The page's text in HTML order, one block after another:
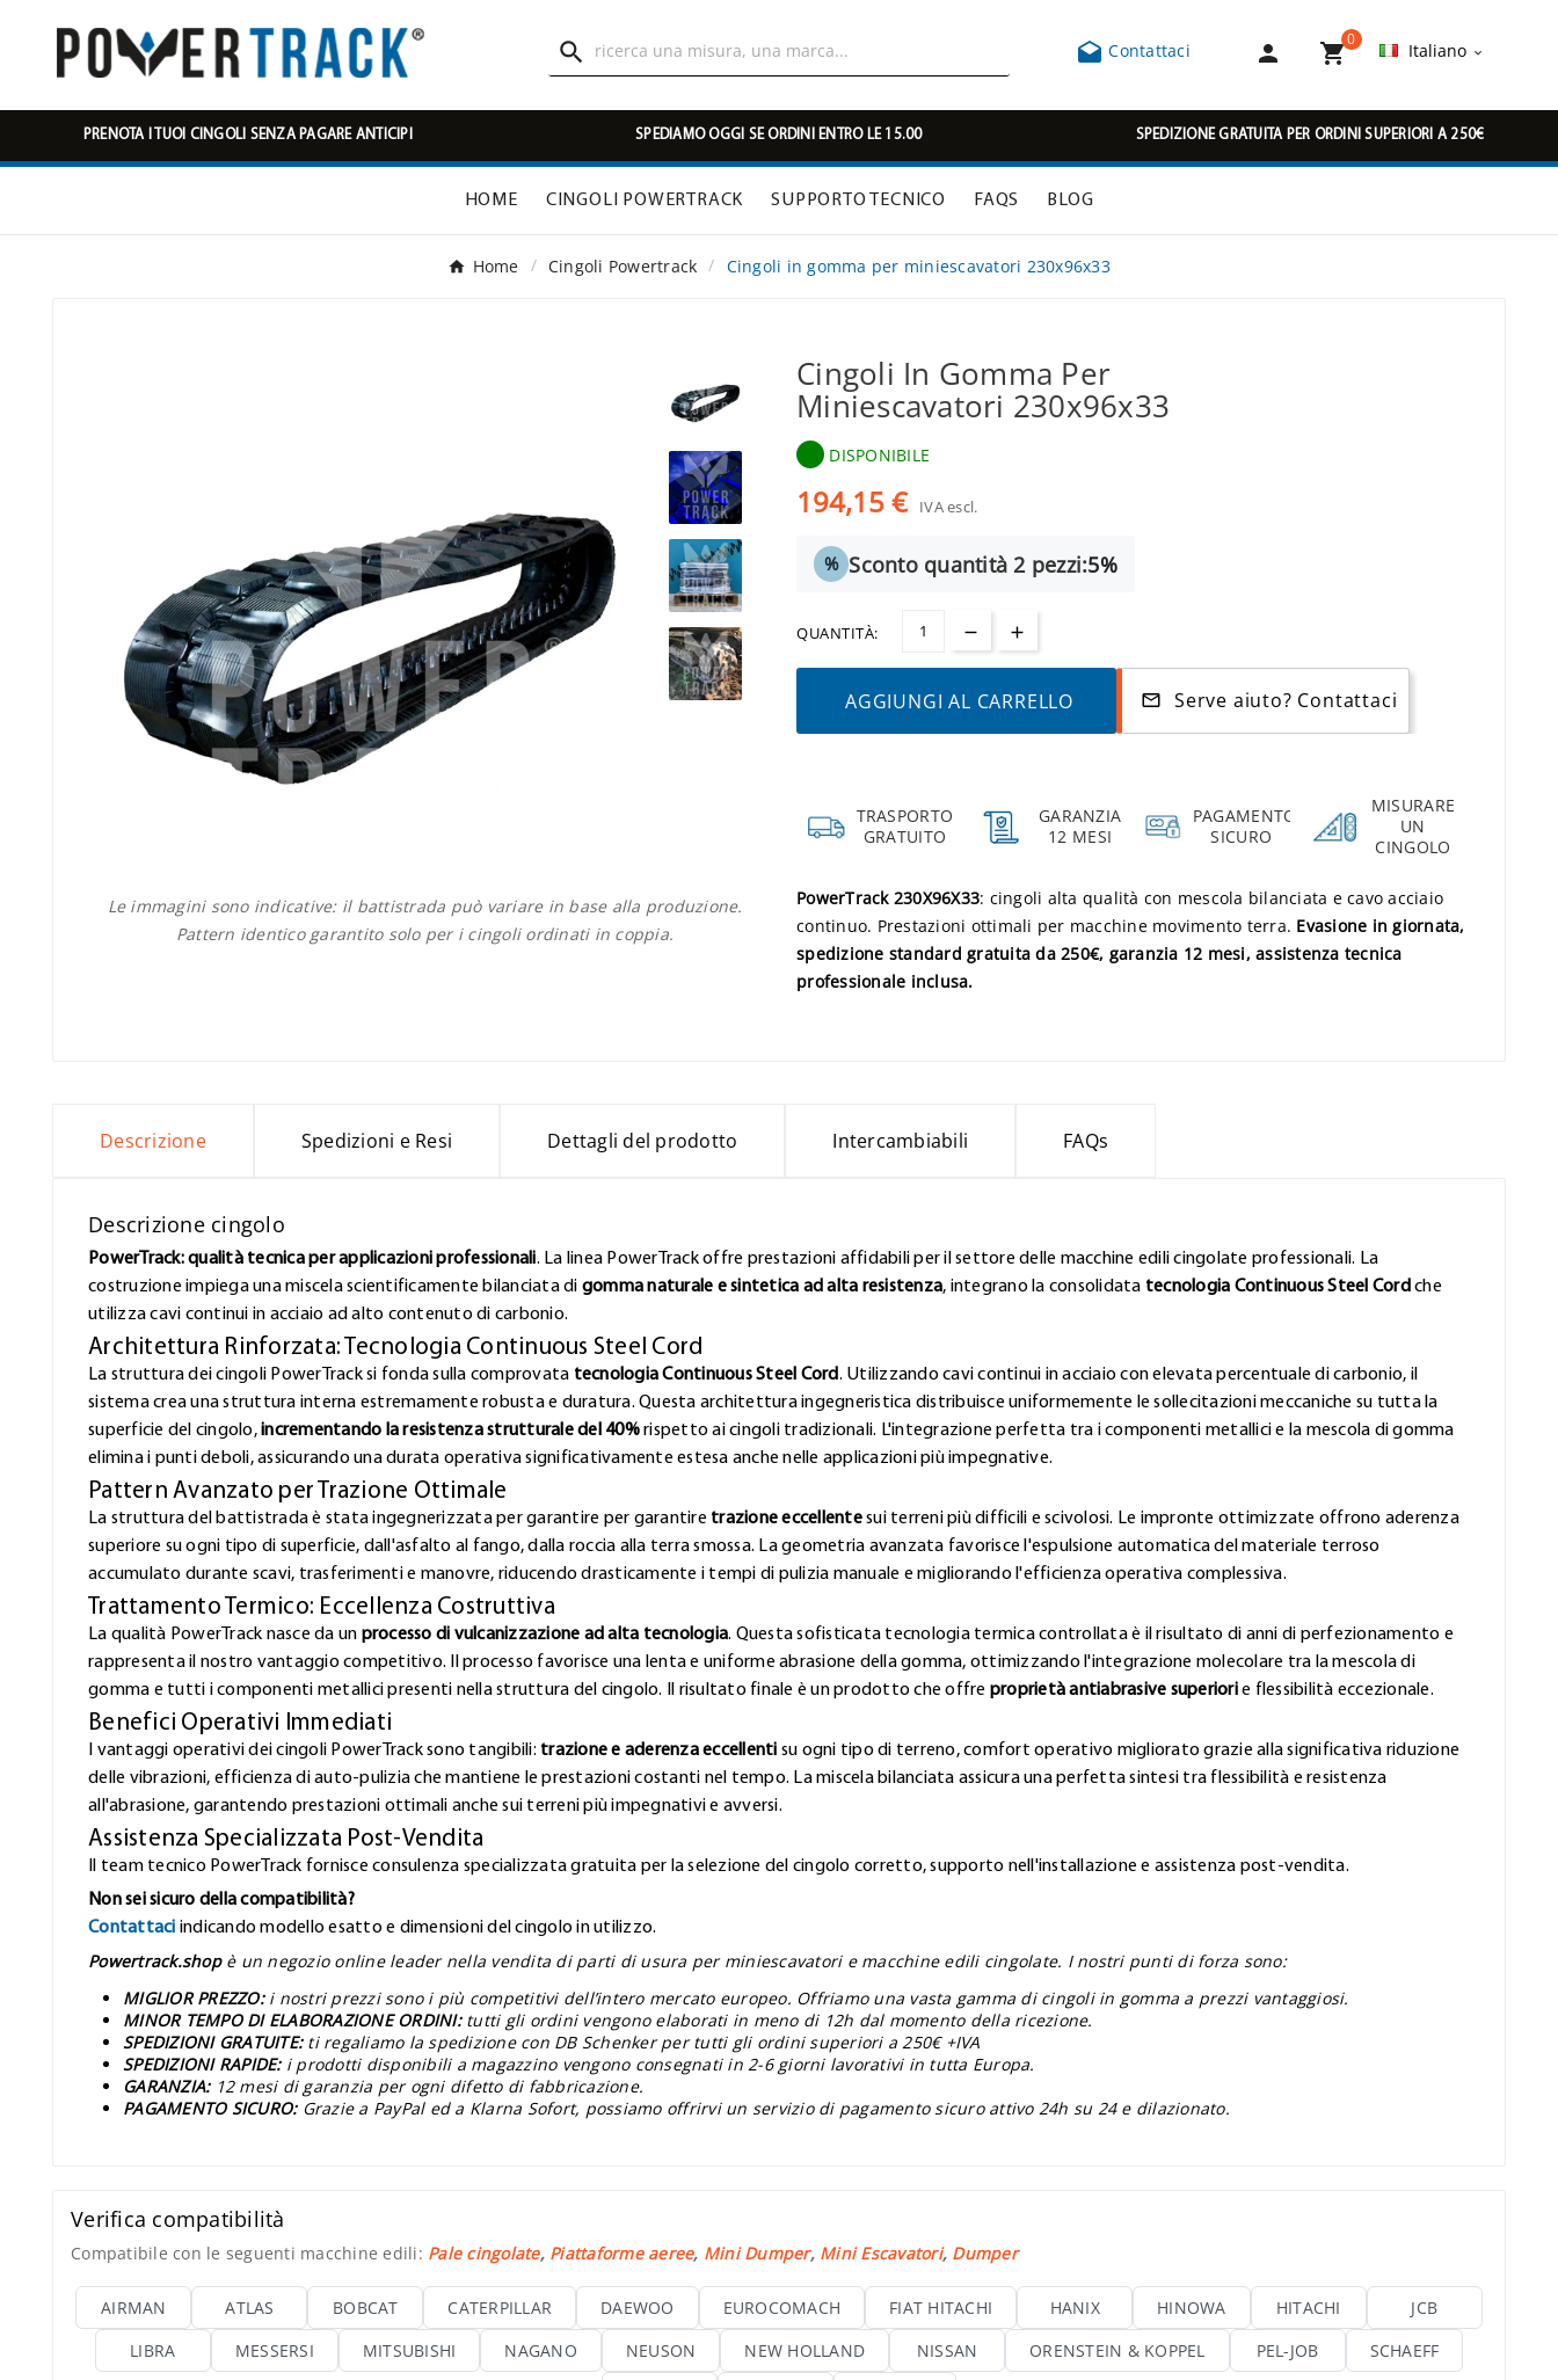
  Contattaci  
0
Italiano 
PRENOTA I TUOI CINGOLI SENZA PAGARE ANTICIPI SPEDIAMO OGGI SE ORDINI ENTRO LE 15.00 SPEDIZIONE GRATUITA PER ORDINI SUPERIORI A 250€
HOME CINGOLI POWERTRACK SUPPORTO TECNICO FAQS BLOG
Home Cingoli Powertrack Cingoli in gomma per miniescavatori 230x96x33
Le immagini sono indicative: il battistrada può variare in base alla produzione.
Pattern identico garantito solo per i cingoli ordinati in coppia.
Cingoli In Gomma Per
Miniescavatori 230x96x33
DISPONIBILE
194,15 € IVA escl.
% Sconto quantità 2 pezzi:5%
QUANTITÀ:
AGGIUNGI AL CARRELLO mail_outline Serve aiuto? Contattaci
TRASPORTO
GRATUITO
GARANZIA
12 MESI
PAGAMENTO
SICURO
MISURARE
UN
CINGOLO
PowerTrack 230X96X33: cingoli alta qualità con mescola bilanciata e cavo acciaio
continuo. Prestazioni ottimali per macchine movimento terra. Evasione in giornata,
spedizione standard gratuita da 250€, garanzia 12 mesi, assistenza tecnica
professionale inclusa.
Descrizione Spedizioni e Resi Dettagli del prodotto Intercambiabili FAQs
Descrizione cingolo
PowerTrack: qualità tecnica per applicazioni professionali. La linea PowerTrack offre prestazioni affidabili per il settore delle macchine edili cingolate professionali. La
costruzione impiega una miscela scientificamente bilanciata di gomma naturale e sintetica ad alta resistenza, integrano la consolidata tecnologia Continuous Steel Cord che
utilizza cavi continui in acciaio ad alto contenuto di carbonio.
Architettura Rinforzata: Tecnologia Continuous Steel Cord
La struttura dei cingoli PowerTrack si fonda sulla comprovata tecnologia Continuous Steel Cord. Utilizzando cavi continui in acciaio con elevata percentuale di carbonio, il
sistema crea una struttura interna estremamente robusta e duratura. Questa architettura ingegneristica distribuisce uniformemente le sollecitazioni meccaniche su tutta la
superficie del cingolo,incrementando la resistenza strutturale del 40%rispetto ai cingoli tradizionali. L'integrazione perfetta tra i componenti metallici e la mescola di gomma
elimina i punti deboli, assicurando una durata operativa significativamente estesa anche nelle applicazioni più impegnative.
Pattern Avanzato per Trazione Ottimale
La struttura del battistrada è stata ingegnerizzata per garantire per garantire trazione eccellentesui terreni più difficili e scivolosi. Le impronte ottimizzate offrono aderenza
superiore su ogni tipo di superficie, dall'asfalto al fango, dalla roccia alla terra smossa. La geometria avanzata favorisce l'espulsione automatica del materiale terroso
accumulato durante scavi, trasferimenti e manovre, riducendo drasticamente i tempi di pulizia manuale e migliorando l'efficienza operativa complessiva.
Trattamento Termico: Eccellenza Costruttiva
La qualità PowerTrack nasce da un processo di vulcanizzazione ad alta tecnologia. Questa sofisticata tecnologia termica controllata è il risultato di anni di perfezionamento e
rappresenta il nostro vantaggio competitivo. Il processo favorisce una lenta e uniforme abrasione della gomma, ottimizzando l'integrazione molecolare tra la mescola di
gomma e tutti i componenti metallici presenti nella struttura del cingolo. Il risultato finale è un prodotto che offre proprietà antiabrasive superiorie flessibilità eccezionale.
Benefici Operativi Immediati
I vantaggi operativi dei cingoli PowerTrack sono tangibili: trazione e aderenza eccellenti su ogni tipo di terreno, comfort operativo migliorato grazie alla significativa riduzione
delle vibrazioni, efficienza di auto-pulizia che mantiene le prestazioni costanti nel tempo. La miscela bilanciata assicura una perfetta sintesi tra flessibilità e resistenza
all'abrasione, garantendo prestazioni ottimali anche sui terreni più impegnativi e avversi.
Assistenza Specializzata Post-Vendita
Il team tecnico PowerTrack fornisce consulenza specializzata gratuita per la selezione del cingolo corretto, supporto nell'installazione e assistenza post-vendita.
Non sei sicuro della compatibilità?
Contattaci indicando modello esatto e dimensioni del cingolo in utilizzo.
Powertrack.shop è un negozio online leader nella vendita di parti di usura per miniescavatori e macchine edili cingolate. I nostri punti di forza sono:
MIGLIOR PREZZO: i nostri prezzi sono i più competitivi dell’intero mercato europeo. Offriamo una vasta gamma di cingoli in gomma a prezzi vantaggiosi.
MINOR TEMPO DI ELABORAZIONE ORDINI: tutti gli ordini vengono elaborati in meno di 12h dal momento della ricezione.
SPEDIZIONI GRATUITE: ti regaliamo la spedizione con DB Schenker per tutti gli ordini superiori a 250€ +IVA
SPEDIZIONI RAPIDE: i prodotti disponibili a magazzino vengono consegnati in 2-6 giorni lavorativi in tutta Europa.
GARANZIA: 12 mesi di garanzia per ogni difetto di fabbricazione.
PAGAMENTO SICURO: Grazie a PayPal ed a Klarna Sofort, possiamo offrirvi un servizio di pagamento sicuro attivo 24h su 24 e dilazionato.
Verifica compatibilità
Compatibile con le seguenti macchine edili: Pale cingolate, Piattaforme aeree, Mini Dumper, Mini Escavatori, Dumper
AIRMAN ATLAS BOBCAT CATERPILLAR DAEWOO EUROCOMACH FIAT HITACHI HANIX HINOWA HITACHI
JCB
LIBRA
MESSERSI MITSUBISHI NAGANO NEUSON NEW HOLLAND NISSAN ORENSTEIN & KOPPEL PEL-JOB
SCHAEFF